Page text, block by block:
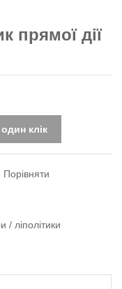
прямої дії
клік
Порівняти
/ ліполітики